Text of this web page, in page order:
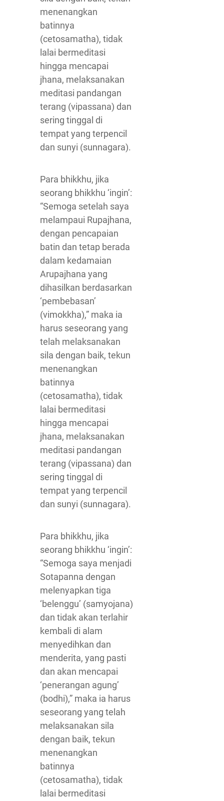
menenangkan
batinnya
(cetosamatha), tidak
lalai bermeditasi
hingga mencapai
jhana, melaksanakan
meditasi pandangan
terang (vipassana) dan
sering tinggal di
tempat yang terpencil
dan sunyi (sunnagara).
Para bhikkhu, jika
seorang bhikkhu ‘ingin’:
“Semoga setelah saya
melampaui Rupajhana,
dengan pencapaian
batin dan tetap berada
dalam kedamaian
Arupajhana yang
dihasilkan berdasarkan
‘pembebasan’
(vimokkha),” maka ia
harus seseorang yang
telah melaksanakan
sila dengan baik, tekun
menenangkan
batinnya
(cetosamatha), tidak
lalai bermeditasi
hingga mencapai
jhana, melaksanakan
meditasi pandangan
terang (vipassana) dan
sering tinggal di
tempat yang terpencil
dan sunyi (sunnagara).
Para bhikkhu, jika
seorang bhikkhu ‘ingin’:
“Semoga saya menjadi
Sotapanna dengan
melenyapkan tiga
‘belenggu’ (samyojana)
dan tidak akan terlahir
kembali di alam
menyedihkan dan
menderita, yang pasti
dan akan mencapai
‘penerangan agung’
(bodhi),” maka ia harus
seseorang yang telah
melaksanakan sila
dengan baik, tekun
menenangkan
batinnya
(cetosamatha), tidak
lalai bermeditasi